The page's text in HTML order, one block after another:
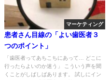
マーケティング
患者さん目線の「よい歯医者３
つのポイント」
「歯医者ってあちこちにあって… どこに
行ったらよいのか迷う」 こういう声を聞
くことがしばしばあります。 試しにイン